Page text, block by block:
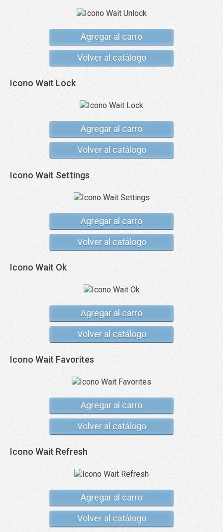
Agregar al carro
Volver al catálogo
Icono Wait Lock
Agregar al carro
Volver al catálogo
Icono Wait Settings
Agregar al carro
Volver al catálogo
Icono Wait Ok
Agregar al carro
Volver al catálogo
Icono Wait Favorites
Agregar al carro
Volver al catálogo
Icono Wait Refresh
Agregar al carro
Volver al catálogo